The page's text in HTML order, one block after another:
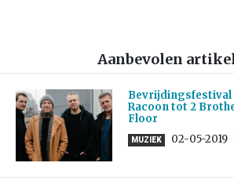
Aanbevolen
Bevrijdingsfestival
Racoon tot 2
Floor
MUZIEK 02-05-2019